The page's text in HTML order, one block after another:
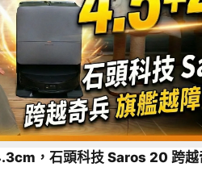
，石頭科技 Saros 20 跨越